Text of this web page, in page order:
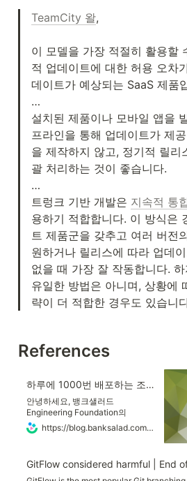
TeamCity 왈,
이 모델을 가장 적절히 활용할
적 업데이트에 대한 허용 오차
데이트가 예상되는 SaaS 제품
…
설치된 제품이나 모바일 앱을
프라인을 통해 업데이트가 제
을 제작하지 않고, 정기적 릴리
괄 처리하는 것이 좋습니다.
…
트렁크 기반 개발은 지속적 통
용하기 적합합니다. 이 방식은
트 제품군을 갖추고 여러 버전
원하거나 릴리스에 따라 업데
없을 때 가장 잘 작동합니다.
유일한 방법은 아니며, 상황에
략이 더 적합한 경우도 있습니
References
하루에 1000번 배포하는 조직 되기 | 뱅크샐러드
안녕하세요, 뱅크샐러드
Engineering Foundation의
Framework Team 소속 Server
Engineer…
https://blog.banksalad.com/tech/become-an-organization-that-deploys-1000-times-a-day/
GitFlow considered harmful | End